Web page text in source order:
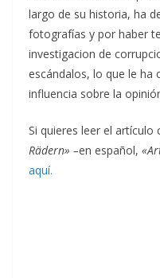
largo de su historia, ha
fotografías y por haber
investigacion de
escándalos, lo que le ha
influencia sobre la
Si quieres leer el
Rädern» –en español,
aquí.